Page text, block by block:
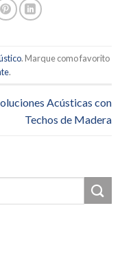
. Marque como favorito
.
Acústicas con
Techos de Madera